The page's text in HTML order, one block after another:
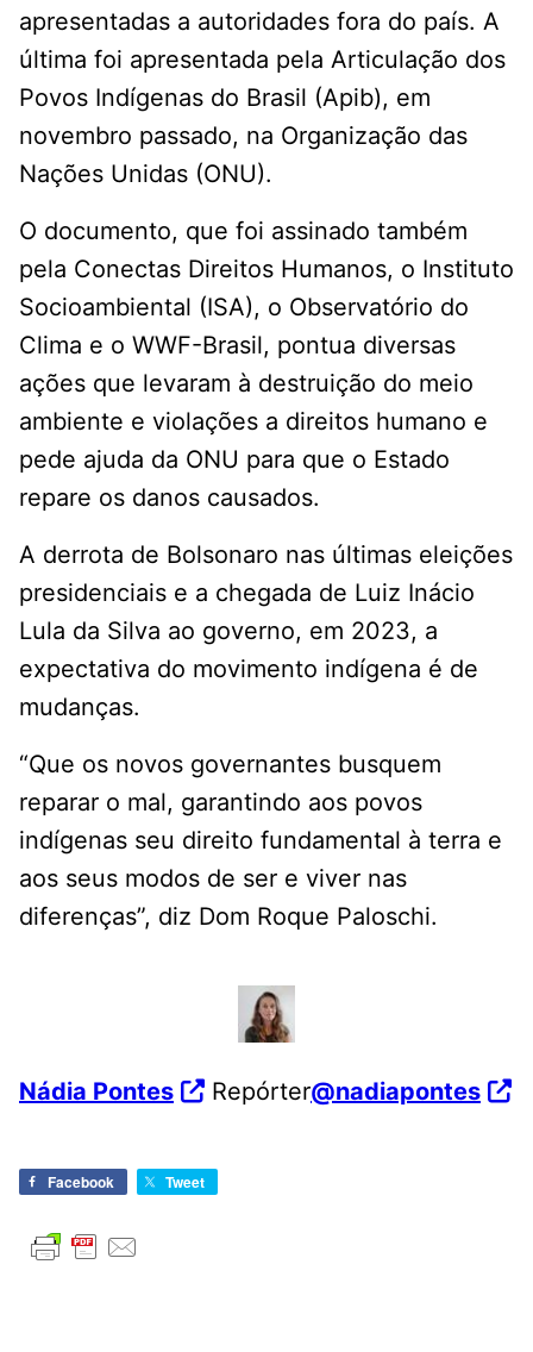
apresentadas a autoridades fora do país. A
última foi apresentada pela Articulação dos
Povos Indígenas do Brasil (Apib), em
novembro passado, na Organização das
Nações Unidas (ONU).
O documento, que foi assinado também
pela Conectas Direitos Humanos, o Instituto
Socioambiental (ISA), o Observatório do
Clima e o WWF-Brasil, pontua diversas
ações que levaram à destruição do meio
ambiente e violações a direitos humano e
pede ajuda da ONU para que o Estado
repare os danos causados.
A derrota de Bolsonaro nas últimas eleições
presidenciais e a chegada de Luiz Inácio
Lula da Silva ao governo, em 2023, a
expectativa do movimento indígena é de
mudanças.
“Que os novos governantes busquem
reparar o mal, garantindo aos povos
indígenas seu direito fundamental à terra e
aos seus modos de ser e viver nas
diferenças”, diz Dom Roque Paloschi.
Nádia Pontes Repórter@nadiapontes
Facebook Tweet